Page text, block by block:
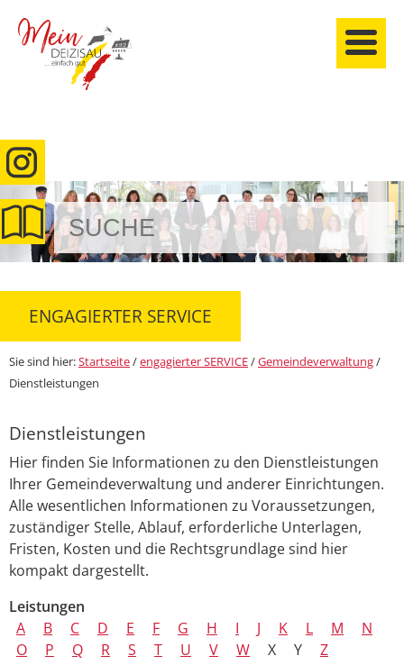
anmelden
ENGAGIERTER SERVICE
Sie sind hier:Startseite/engagierter SERVICE/Gemeindeverwaltung/
Dienstleistungen
Dienstleistungen
Hier finden Sie Informationen zu den Dienstleistungen
Ihrer Gemeindeverwaltung und anderer Einrichtungen.
Alle wesentlichen Informationen zu Voraussetzungen,
zuständiger Stelle, Ablauf, erforderliche Unterlagen,
Fristen, Kosten und die Rechtsgrundlage sind hier
kompakt dargestellt.
Leistungen
A
B C D E F G H I J K L M
N
O
P Q R S T U V W X Y Z